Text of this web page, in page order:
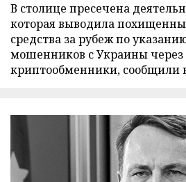
В столице пресечена
которая выводила
средства за рубеж по
мошенников с Украины через
криптообменники, сообщили